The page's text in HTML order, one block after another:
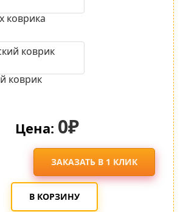
коврика
коврик
Цена: 0₽
ЗАКАЗАТЬ В 1 КЛИК
В КОРЗИНУ